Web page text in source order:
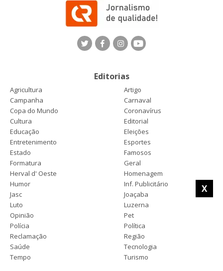
X
Editorias
Agricultura
Artigo
Campanha
Carnaval
Copa do Mundo
Coronavírus
Cultura
Editorial
Educação
Eleições
Entretenimento
Esportes
Estado
Famosos
Formatura
Geral
Herval d' Oeste
Homenagem
Humor
Inf. Publicitário
Jasc
Joaçaba
Luto
Luzerna
Opinião
Pet
Polícia
Política
Reclamação
Região
Saúde
Tecnologia
Tempo
Turismo